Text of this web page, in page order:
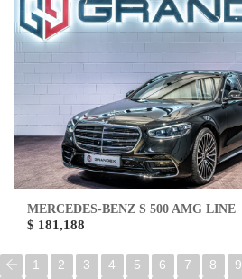
MERCEDES-BENZ S 500 AMG LINE
$ 181,188
1 2 3 4 5 6 7 8 9